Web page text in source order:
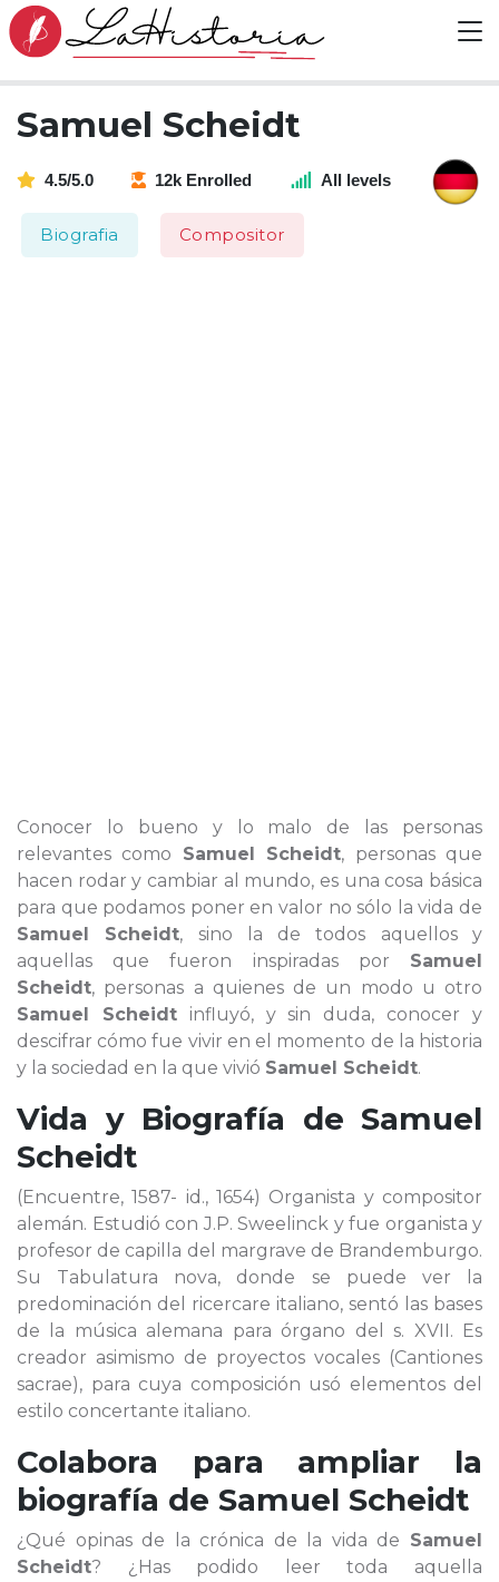
Samuel Scheidt
4.5/5.0 12k Enrolled All levels
Biografia Compositor
Conocer lo bueno y lo malo de las personas
relevantes como Samuel Scheidt, personas que
hacen rodar y cambiar al mundo, es una cosa básica
para que podamos poner en valor no sólo la vida de
Samuel Scheidt, sino la de todos aquellos y
aquellas que fueron inspiradas por Samuel
Scheidt, personas a quienes de un modo u otro
Samuel Scheidtinfluyó, y sin duda, conocer y
descifrar cómo fue vivir en el momento de la historia
y la sociedad en la que vivió Samuel Scheidt.
Vida y Biografía de Samuel
Scheidt
(Encuentre, 1587- id., 1654) Organista y compositor
alemán. Estudió con J.P. Sweelinck y fue organista y
profesor de capilla del margrave de Brandemburgo.
Su Tabulatura nova, donde se puede ver la
predominación del ricercare italiano, sentó las bases
de la música alemana para órgano del s. XVII. Es
creador asimismo de proyectos vocales (Cantiones
sacrae), para cuya composición usó elementos del
estilo concertante italiano.
Colabora para ampliar la
biografía de Samuel Scheidt
¿Qué opinas de la crónica de la vida de Samuel
Scheidt? ¿Has podido leer toda aquella